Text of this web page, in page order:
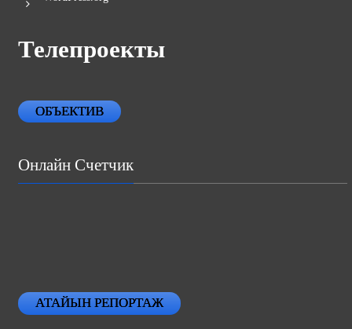
Телепроекты
ОБЪЕКТИВ
Онлайн Счетчик
АТАЙЫН РЕПОРТАЖ